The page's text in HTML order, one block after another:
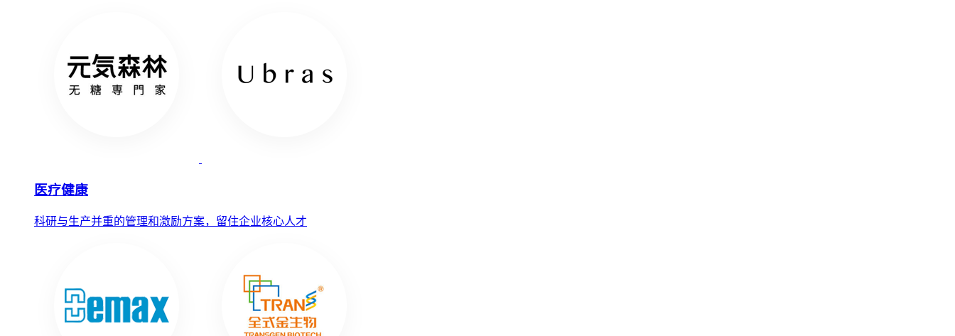
医疗健康
科研与生产并重的管理和激励方案，留住企业核心人才